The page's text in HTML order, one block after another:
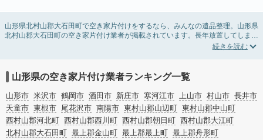
山形県北村山郡大石田町で空き家片付けをするなら、みんなの遺品整理。山形県
北村山郡大石田町の空き家片付け業者が掲載されています。長年放置してしまっ
た実家の片付けや、相続したが住む予定のない親の家の不用品の処分・回収・引
などの絞り込み条件を利用し検索してみましょう。
また家一軒まるごとの掃除方法・空家対策特別措置法の法改正に伴う空き家の片
付けについての情報も豊富です。
山形県の空き家片付け業者ランキング一覧
山形市 米沢市 鶴岡市 酒田市 新庄市 寒河江市 上山市 村山市 長井市
天童市 東根市 尾花沢市 南陽市 東村山郡山辺町 東村山郡中山町
西村山郡河北町 西村山郡西川町 西村山郡朝日町 西村山郡大江町
北村山郡大石田町 最上郡金山町 最上郡最上町 最上郡舟形町